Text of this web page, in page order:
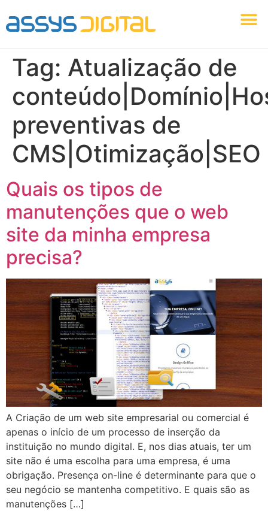
Tag: Atualização de
preventivas de
CMS|Otimização|SEO
Quais os tipos de
manutenções que o web
site da minha empresa
precisa?
A Criação de um web site empresarial ou comercial é
apenas o início de um processo de inserção da
instituição no mundo digital. E, nos dias atuais, ter um
site não é uma escolha para uma empresa, é uma
obrigação. Presença on-line é determinante para que o
seu negócio se mantenha competitivo. E quais são as
manutenções […]